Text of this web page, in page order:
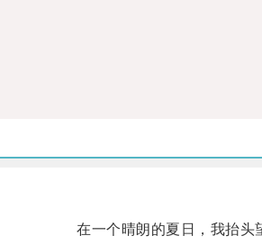
在一个晴朗的夏日，我抬头望